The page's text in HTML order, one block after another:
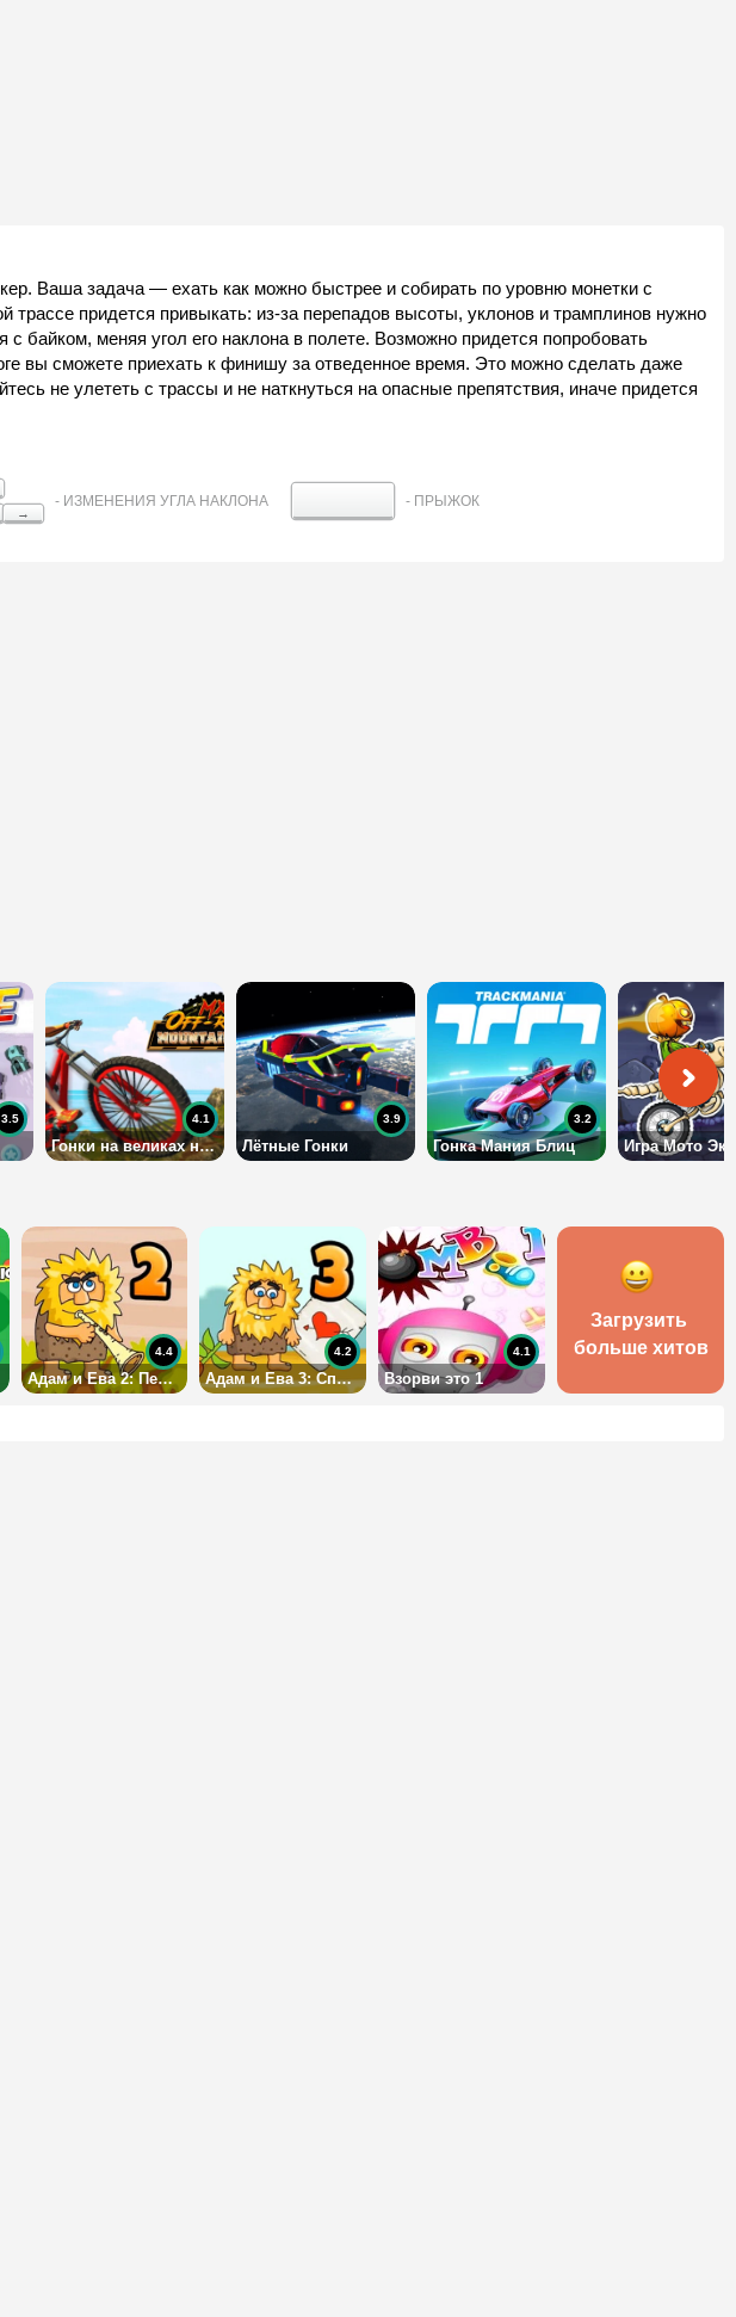
Ваша задача — ехать как можно быстрее и собирать по уровню монетки с
трассе придется привыкать: из-за перепадов высоты, уклонов и трамплинов нужно
с байком, меняя угол его наклона в полете. Возможно придется попробовать
вы сможете приехать к финишу за отведенное время. Это можно сделать даже
не улететь с трассы и не наткнуться на опасные препятствия, иначе придется
→
- ИЗМЕНЕНИЯ УГЛА НАКЛОНА - ПРЫЖОК
3.5
Гонки на великах на двоих
4.1
Лётные Гонки
3.9
Гонка Мания Блиц
3.2
Адам и Ева 2: Первобытные приключения
4.4
Адам и Ева 3: Спасение возлюбленной
4.2
Взорви это 1
4.1
Загрузить
больше хитов